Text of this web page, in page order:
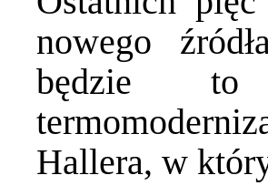
nowego
będzie to
Hallera, w